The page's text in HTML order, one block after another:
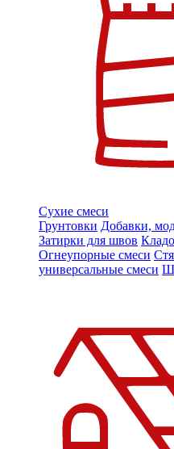
Сухие смеси
Грунтовки Добавки,
Затирки для швов
Огнеупорные смеси
универсальные смеси